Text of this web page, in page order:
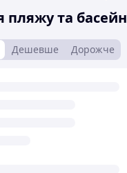
пляжу та
Дешевше Дорожче